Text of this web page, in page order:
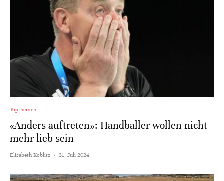
Topthemen
«Anders auftreten»: Handballer wollen nicht
mehr lieb sein
Elisabeth Koblitz · 31. Juli 2024